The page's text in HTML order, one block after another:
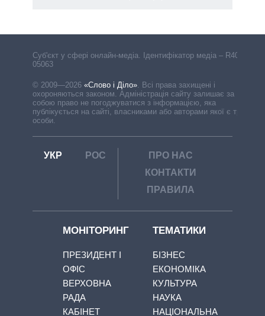
Cуб'єкт у сфері онлайн-медіа. Ідентифікатор медіа – R40-
05063
© 2009—2026 «Слово і Діло» Всі права захищені і
охороняються законом. Адміністрація сайту залишає за
собою право не погоджуватися з інформацією, яка
публікується на сайті, власниками або авторами якої є треті
особи.
УКР РОС
ПРО НАС
КОНТАКТИ
ПРАВИЛА
МОНІТОРИНГ
ПРЕЗИДЕНТ І
ОФІС
ВЕРХОВНА
РАДА
КАБІНЕТ
ТЕМАТИКИ
БІЗНЕС
ЕКОНОМІКА
КУЛЬТУРА
НАУКА
НАЦІОНАЛЬНА